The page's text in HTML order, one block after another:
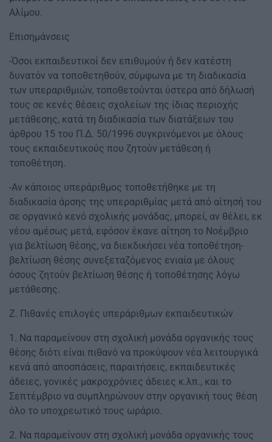
Αλίμου.
Επισημάνσεις
-Όσοι εκπαιδευτικοί δεν επιθυμούν ή δεν κατέστη
δυνατόν να τοποθετηθούν, σύμφωνα με τη διαδικασία
των υπεραριθμιών, τοποθετούνται ύστερα από δήλωσή
τους σε κενές θέσεις σχολείων της ίδιας περιοχής
μετάθεσης, κατά τη διαδικασία των διατάξεων του
άρθρου 15 του Π.Δ. 50/1996 συγκρινόμενοι με όλους
τους εκπαιδευτικούς που ζητούν μετάθεση ή
τοποθέτηση.
-Αν κάποιος υπεράριθμος τοποθετήθηκε με τη
διαδικασία άρσης της υπεραριθμίας μετά από αίτησή του
σε οργανικό κενό σχολικής μονάδας, μπορεί, αν θέλει, εκ
νέου αμέσως μετά, εφόσον έκανε αίτηση το Νοέμβριο
για βελτίωση θέσης, να διεκδικήσει νέα τοποθέτηση-
βελτίωση θέσης συνεξεταζόμενος ενιαία με όλους
όσους ζητούν βελτίωση θέσης ή τοποθέτησης λόγω
μετάθεσης.
Ζ. Πιθανές επιλογές υπεράριθμων εκπαιδευτικών
1. Να παραμείνουν στη σχολική μονάδα οργανικής τους
θέσης διότι είναι πιθανό να προκύψουν νέα λειτουργικά
κενά από αποσπάσεις, παραιτήσεις, εκπαιδευτικές
άδειες, γονικές μακροχρόνιες άδειες κ.λπ., και το
Σεπτέμβριο να συμπληρώνουν στην οργανική τους θέση
όλο το υποχρεωτικό τους ωράριο.
2. Να παραμείνουν στη σχολική μονάδα οργανικής τους